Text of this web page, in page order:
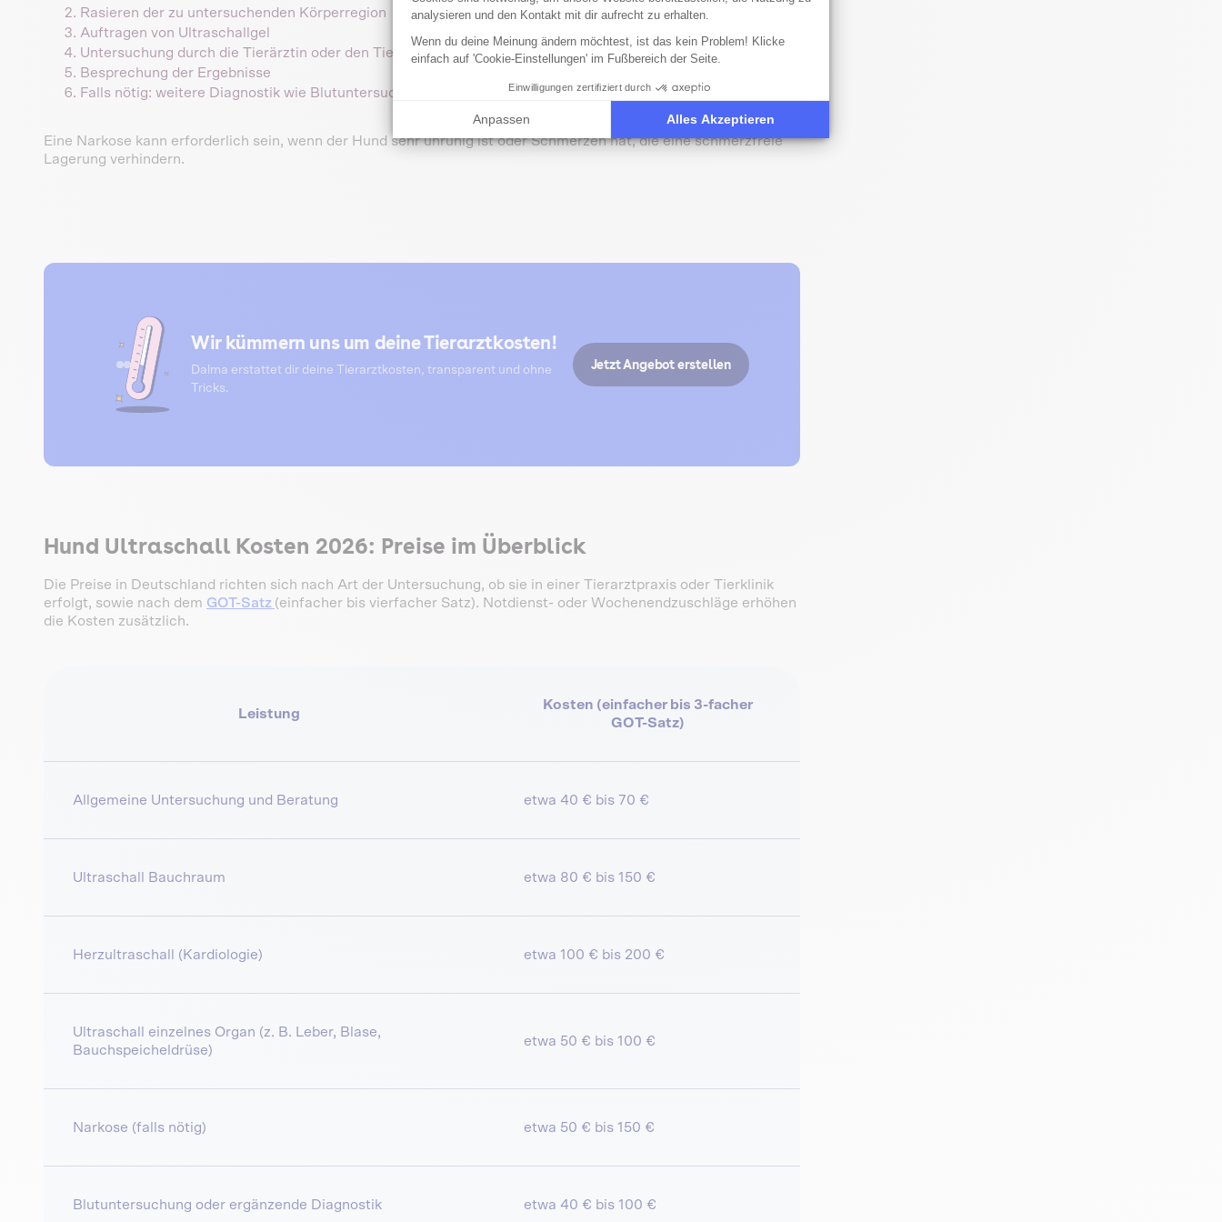
Rasieren der zu untersuchenden Körperregion
Auftragen von Ultraschallgel
Untersuchung durch die Tierärztin oder den Tierarzt
Besprechung der Ergebnisse
Falls nötig: weitere Diagnostik wie Blutuntersuchung oder Biopsie
Eine Narkose kann erforderlich sein, wenn der Hund sehr unruhig ist oder Schmerzen hat, die eine schmerzfreie
Lagerung verhindern.
Wir kümmern uns um deine Tierarztkosten!
Dalma erstattet dir deine Tierarztkosten, transparent und ohne
Tricks.
Jetzt Angebot erstellen
Hund Ultraschall Kosten 2026: Preise im Überblick
Die Preise in Deutschland richten sich nach Art der Untersuchung, ob sie in einer Tierarztpraxis oder Tierklinik
erfolgt, sowie nach dem GOT-Satz (einfacher bis vierfacher Satz). Notdienst- oder Wochenendzuschläge erhöhen
die Kosten zusätzlich.
Leistung
Kosten (einfacher bis 3-facher
GOT-Satz)
Allgemeine Untersuchung und Beratung etwa 40 € bis 70 €
Ultraschall Bauchraum etwa 80 € bis 150 €
Herzultraschall (Kardiologie) etwa 100 € bis 200 €
Ultraschall einzelnes Organ (z. B. Leber, Blase,
Bauchspeicheldrüse)
etwa 50 € bis 100 €
Narkose (falls nötig) etwa 50 € bis 150 €
Blutuntersuchung oder ergänzende Diagnostik etwa 40 € bis 100 €
analysieren und den Kontakt mit dir aufrecht zu erhalten.
Wenn du deine Meinung ändern möchtest, ist das kein Problem! Klicke
einfach auf 'Cookie-Einstellungen' im Fußbereich der Seite.
Einwilligungen zertifiziert durch
Anpassen Alles Akzeptieren